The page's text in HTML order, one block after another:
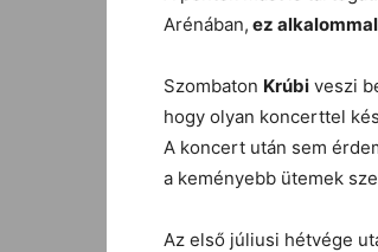
Arénában, ez
Szombaton Krúbi veszi
hogy olyan koncerttel
A koncert után sem
a keményebb ütemek
Az első júliusi hétvége